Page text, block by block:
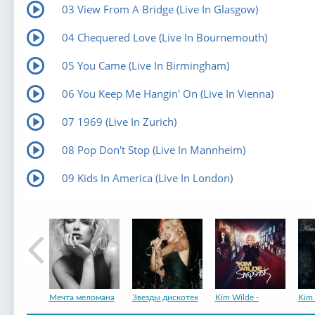
03 View From A Bridge (Live In Glasgow)
04 Chequered Love (Live In Bournemouth)
05 You Came (Live In Birmingham)
06 You Keep Me Hangin' On (Live In Vienna)
07 1969 (Live In Zurich)
08 Pop Don't Stop (Live In Mannheim)
09 Kids In America (Live In London)
Мечта меломана Звезды дискотек Kim Wilde - Kim